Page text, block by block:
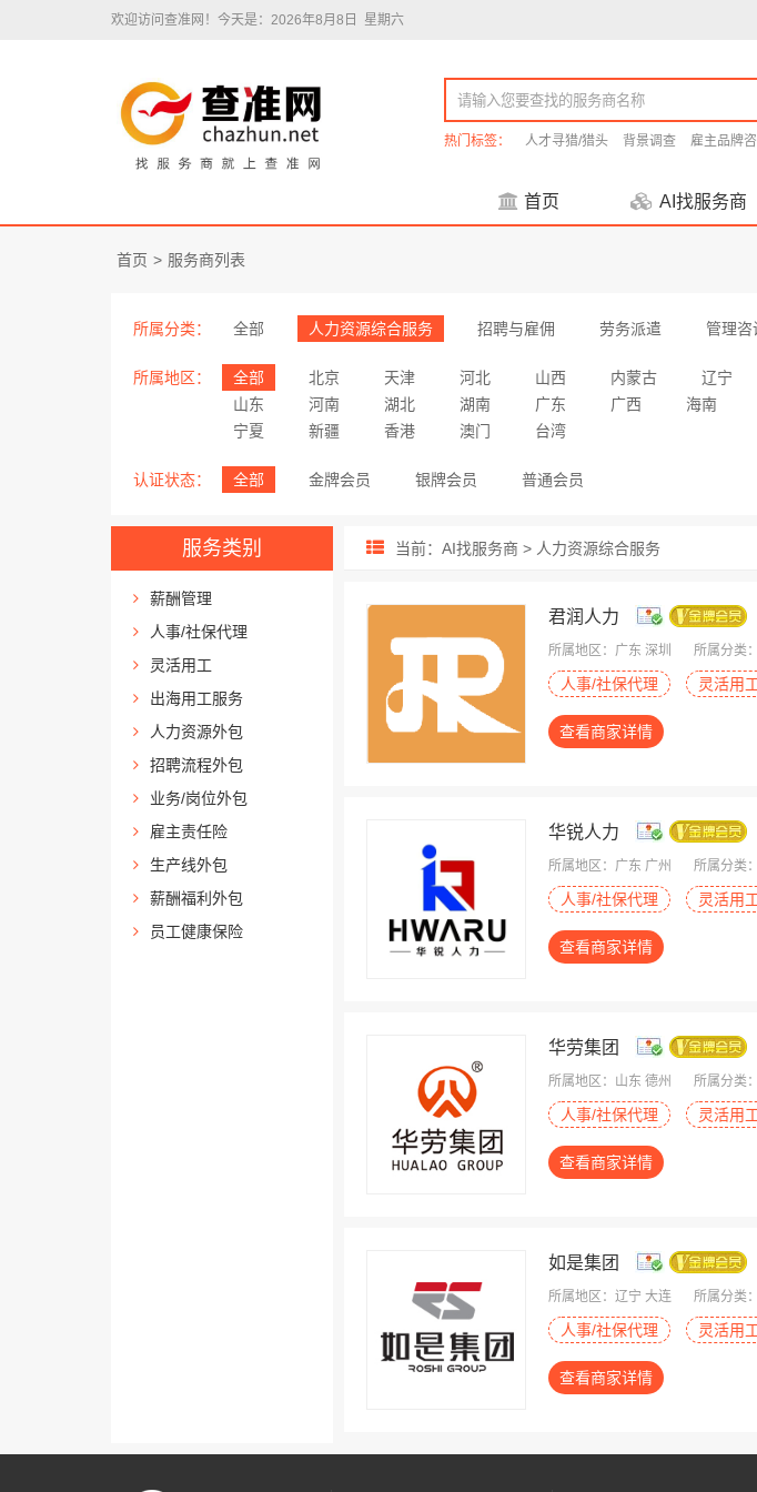
欢迎访问查准网！ 今天是：2026年8月8日 星期六
热门标签： 人才寻猎/猎头 背景调查 雇主品牌
首页 AI找服务商
首页 > 服务商列表
所属分类： 全部 人力资源综合服务 招聘与雇佣 劳务派遣 管理咨
所属地区： 全部 北京 天津 河北 山西 内蒙古 辽宁
山东
河南 湖北 湖南 广东 广西 海南
宁夏
新疆 香港 澳门 台湾
认证状态： 全部 金牌会员 银牌会员 普通会员
服务类别
薪酬管理
人事/社保代理
灵活用工
出海用工服务
人力资源外包
招聘流程外包
业务/岗位外包
雇主责任险
生产线外包
薪酬福利外包
员工健康保险
当前：AI找服务商 > 人力资源综合服务
君润人力
所属地区：广东 深圳 所属分类
人事/社保代理 灵活用
查看商家详情
华锐人力
所属地区：广东 广州 所属分类
人事/社保代理 灵活用
查看商家详情
华劳集团
所属地区：山东 德州 所属分类
人事/社保代理 灵活用
查看商家详情
如是集团
所属地区：辽宁 大连 所属分类
人事/社保代理 灵活用
查看商家详情